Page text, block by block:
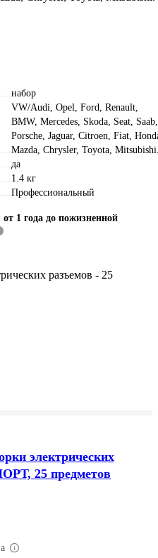
набор
VW/Audi, Opel, Ford, Renault,
BMW, Mercedes, Skoda, Seat, Saab,
Porsche, Jaguar, Citroen, Fiat,
Mazda, Chrysler, Toyota,
да
1.4 кг
Профессиональный
1 года до пожизненной
разъемов - 25
электрических
25 предметов